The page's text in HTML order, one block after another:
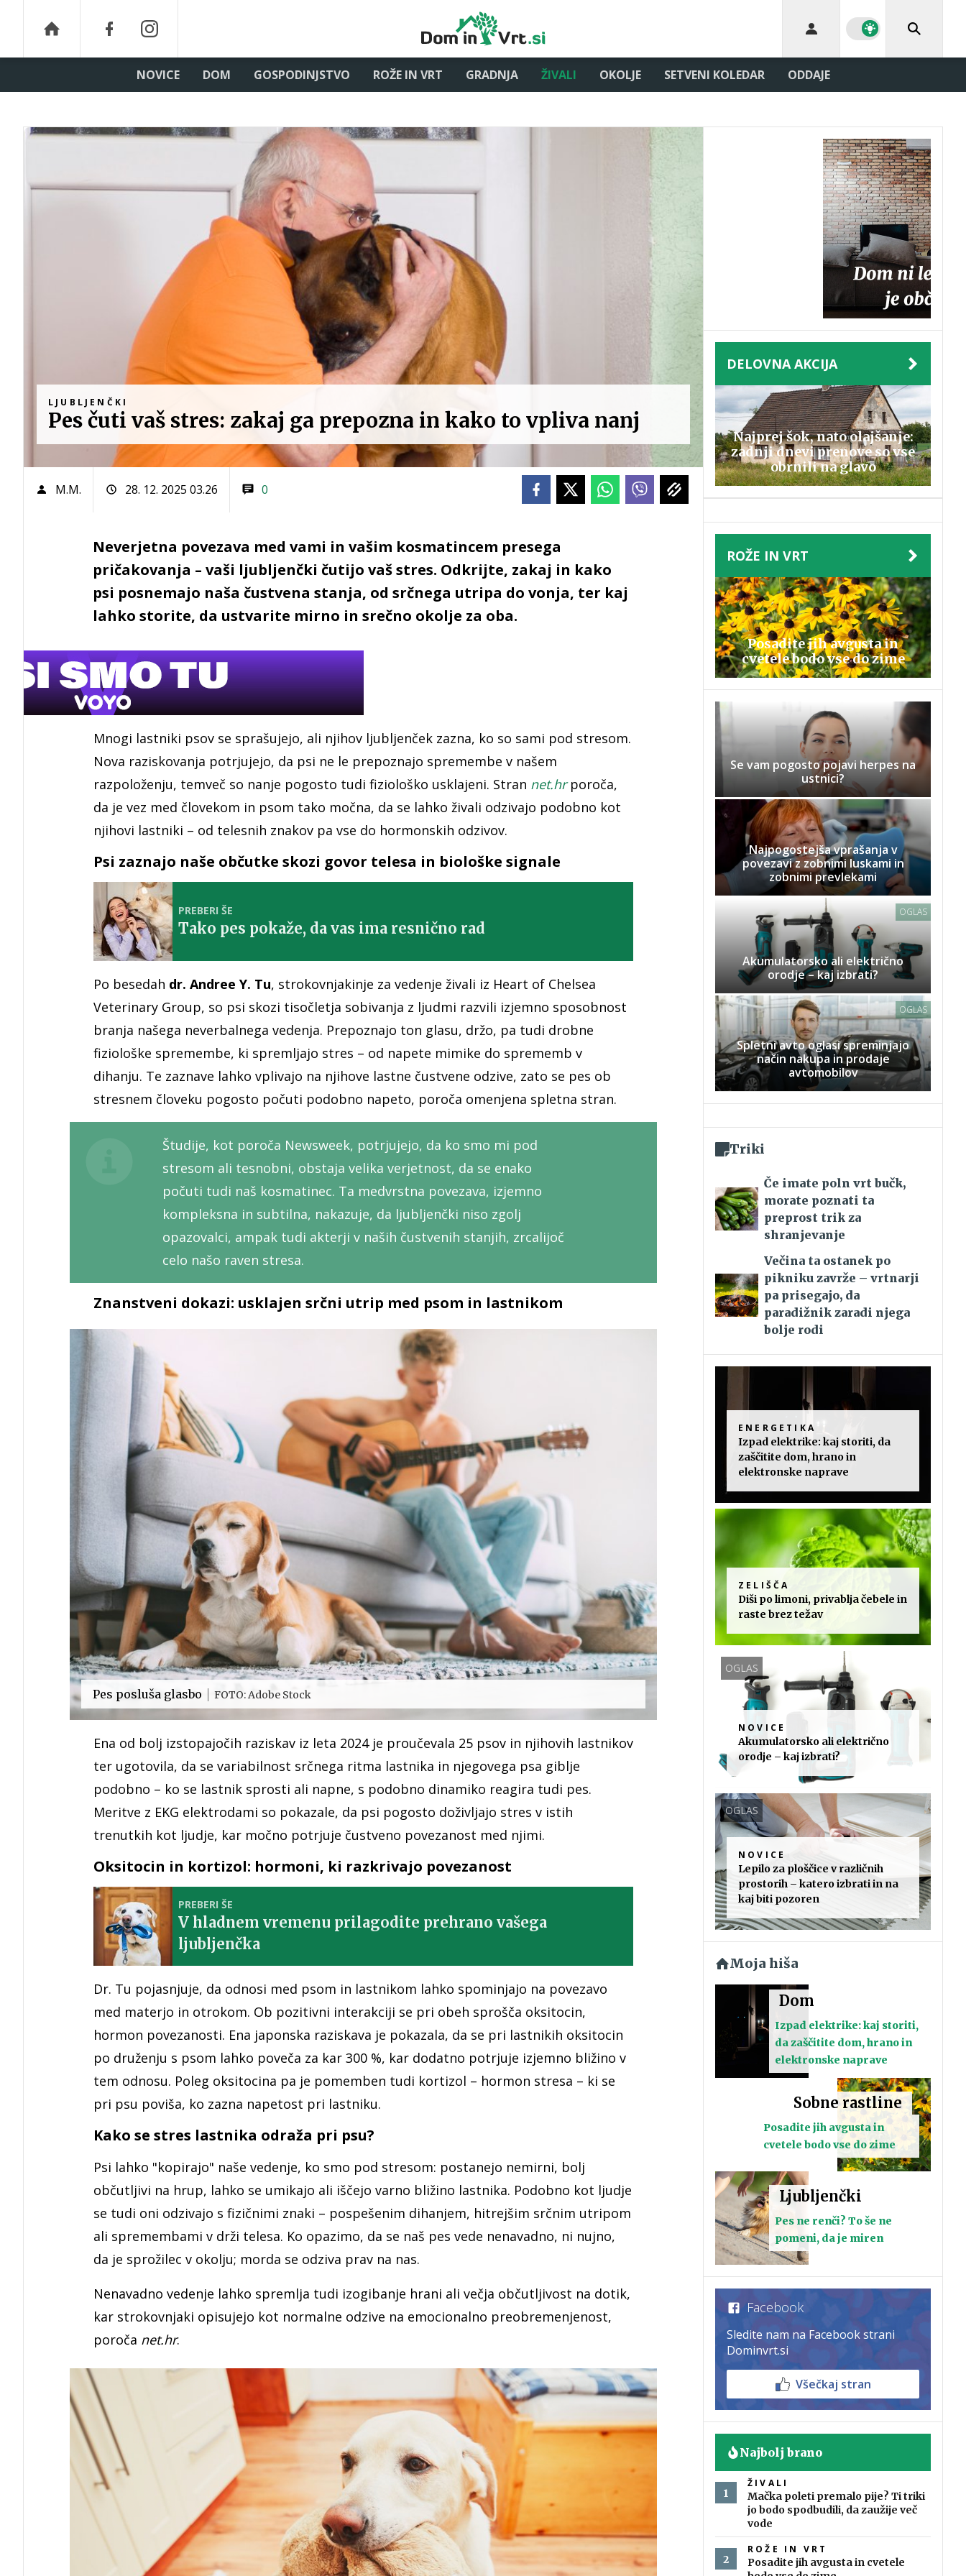
NOVICE DOM GOSPODINJSTVO ROŽE IN VRT GRADNJA ŽIVALI OKOLJE SETVENI KOLEDAR ODDAJE
LJUBLJENČKI
Pes čuti vaš stres: zakaj ga prepozna in kako to vpliva nanj
M.M. 28. 12. 2025 03.26 0
Neverjetna povezava med vami in vašim kosmatincem presega
pričakovanja – vaši ljubljenčki čutijo vaš stres. Odkrijte, zakaj in kako
psi posnemajo naša čustvena stanja, od srčnega utripa do vonja, ter kaj
lahko storite, da ustvarite mirno in srečno okolje za oba.
Mnogi lastniki psov se sprašujejo, ali njihov ljubljenček zazna, ko so sami pod stresom.
Nova raziskovanja potrjujejo, da psi ne le prepoznajo spremembe v našem
razpoloženju, temveč so nanje pogosto tudi fiziološko usklajeni. Stran net.hrporoča,
da je vez med človekom in psom tako močna, da se lahko živali odzivajo podobno kot
njihovi lastniki – od telesnih znakov pa vse do hormonskih odzivov.
Psi zaznajo naše občutke skozi govor telesa in biološke signale
PREBERI ŠE
Tako pes pokaže, da vas ima resnično rad
Po besedah dr. Andree Y. Tu, strokovnjakinje za vedenje živali iz Heart of Chelsea
Veterinary Group, so psi skozi tisočletja sobivanja z ljudmi razvili izjemno sposobnost
branja našega neverbalnega vedenja. Prepoznajo ton glasu, držo, pa tudi drobne
fiziološke spremembe, ki spremljajo stres – od napete mimike do sprememb v
dihanju. Te zaznave lahko vplivajo na njihove lastne čustvene odzive, zato se pes ob
stresnem človeku pogosto počuti podobno napeto, poroča omenjena spletna stran.
Študije, kot poroča Newsweek, potrjujejo, da ko smo mi pod
stresom ali tesnobni, obstaja velika verjetnost, da se enako
počuti tudi naš kosmatinec. Ta medvrstna povezava, izjemno
kompleksna in subtilna, nakazuje, da ljubljenčki niso zgolj
opazovalci, ampak tudi akterji v naših čustvenih stanjih, zrcalijoč
celo našo raven stresa.
Znanstveni dokazi: usklajen srčni utrip med psom in lastnikom
Pes posluša glasbo FOTO: Adobe Stock
Ena od bolj izstopajočih raziskav iz leta 2024 je proučevala 25 psov in njihovih lastnikov
ter ugotovila, da se variabilnost srčnega ritma lastnika in njegovega psa giblje
podobno – ko se lastnik sprosti ali napne, s podobno dinamiko reagira tudi pes.
Meritve z EKG elektrodami so pokazale, da psi pogosto doživljajo stres v istih
trenutkih kot ljudje, kar močno potrjuje čustveno povezanost med njimi.
Oksitocin in kortizol: hormoni, ki razkrivajo povezanost
PREBERI ŠE
V hladnem vremenu prilagodite prehrano vašega
ljubljenčka
Dr. Tu pojasnjuje, da odnosi med psom in lastnikom lahko spominjajo na povezavo
med materjo in otrokom. Ob pozitivni interakciji se pri obeh sprošča oksitocin,
hormon povezanosti. Ena japonska raziskava je pokazala, da se pri lastnikih oksitocin
po druženju s psom lahko poveča za kar 300 %, kar dodatno potrjuje izjemno bližino v
tem odnosu. Poleg oksitocina pa je pomemben tudi kortizol – hormon stresa – ki se
pri psu poviša, ko zazna napetost pri lastniku.
Kako se stres lastnika odraža pri psu?
Psi lahko "kopirajo" naše vedenje, ko smo pod stresom: postanejo nemirni, bolj
občutljivi na hrup, lahko se umikajo ali iščejo varno bližino lastnika. Podobno kot ljudje
se tudi oni odzivajo s fizičnimi znaki – pospešenim dihanjem, hitrejšim srčnim utripom
ali spremembami v drži telesa. Ko opazimo, da se naš pes vede nenavadno, ni nujno,
da je sprožilec v okolju; morda se odziva prav na nas.
Nenavadno vedenje lahko spremlja tudi izogibanje hrani ali večja občutljivost na dotik,
kar strokovnjaki opisujejo kot normalne odzive na emocionalno preobremenjenost,
poroča net.hr.
DELOVNA AKCIJA
Najprej šok, nato olajšanje:
zadnji dnevi prenove so vse
obrnili na glavo
ROŽE IN VRT
Posadite jih avgusta in
cvetele bodo vse do zime
Se vam pogosto pojavi herpes na
ustnici?
Najpogostejša vprašanja v
povezavi z zobnimi luskami in
zobnimi prevlekami
OGLAS
Akumulatorsko ali električno
orodje – kaj izbrati?
OGLAS
Spletni avto oglasi spreminjajo
način nakupa in prodaje
avtomobilov
Triki
Če imate poln vrt bučk,
morate poznati ta
preprost trik za
shranjevanje
Večina ta ostanek po
pikniku zavrže – vrtnarji
pa prisegajo, da
paradižnik zaradi njega
bolje rodi
ENERGETIKA
Izpad elektrike: kaj storiti, da
zaščitite dom, hrano in
elektronske naprave
ZELIŠČA
Diši po limoni, privablja čebele in
raste brez težav
OGLAS
NOVICE
Akumulatorsko ali električno
orodje – kaj izbrati?
OGLAS
NOVICE
Lepilo za ploščice v različnih
prostorih – katero izbrati in na
kaj biti pozoren
Moja hiša
Dom
Izpad elektrike: kaj storiti,
da zaščitite dom, hrano in
elektronske naprave
Sobne rastline
Posadite jih avgusta in
cvetele bodo vse do zime
Ljubljenčki
Pes ne renči? To še ne
pomeni, da je miren
Facebook
Sledite nam na Facebook strani
Dominvrt.si
Všečkaj stran
Najbolj brano
ŽIVALI
Mačka poleti premalo pije? Ti triki
jo bodo spodbudili, da zaužije več
vode
ROŽE IN VRT
Posadite jih avgusta in cvetele